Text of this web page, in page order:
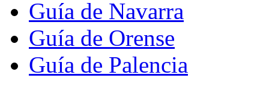
Guía de Navarra
Guía de Orense
Guía de Palencia